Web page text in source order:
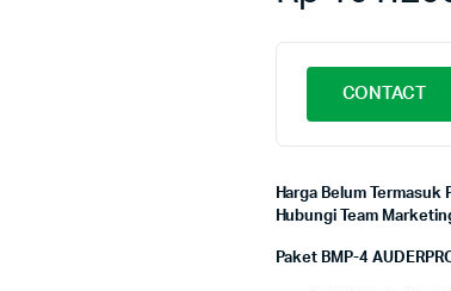
CONTACT
Harga Belum Termasuk
Hubungi Team
Paket BMP-4